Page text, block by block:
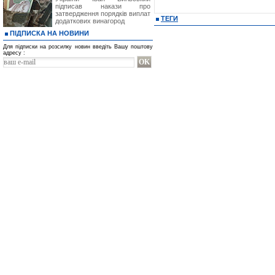
ТЕГИ
підписав накази про
затвердження порядків виплат
додаткових винагород
ПІДПИСКА НА НОВИНИ
Для підписки на розсилку новин введіть Вашу поштову
адресу :